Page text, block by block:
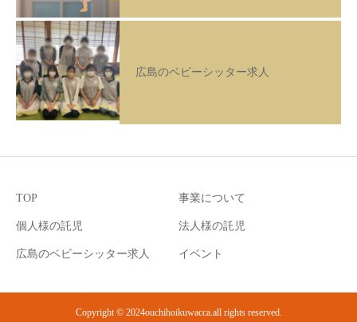
広島のベビーシッター求人
TOP 事業について
個人様の託児 法人様の託児
広島のベビーシッター求人 イベント
Copyright © 2024ouchihoikuwacca.all rights reserved.